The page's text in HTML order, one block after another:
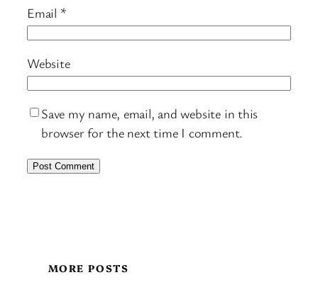
Email *
Website
Save my name, email, and website in this
browser for the next time I comment.
MORE POSTS